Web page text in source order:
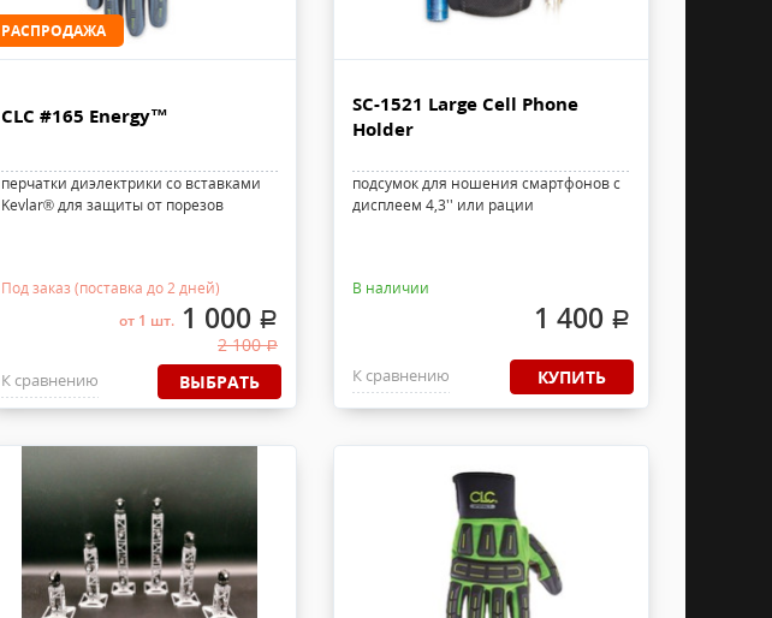
РАСПРОДАЖА
CLC #165 Energy™
перчатки диэлектрики со вставками
Kevlar® для защиты от порезов
Под заказ (поставка до 2 дней)
от 1 шт. 1 000 .
2 100.
К сравнению ВЫБРАТЬ
SC-1521 Large Cell Phone
Holder
подсумок для ношения смартфонов с
дисплеем 4,3'' или рации
В наличии
1 400 .
К сравнению КУПИТЬ